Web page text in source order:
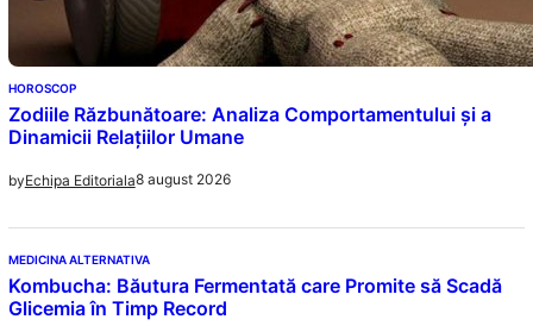
HOROSCOP
Zodiile Răzbunătoare: Analiza Comportamentului și a
Dinamicii Relațiilor Umane
byEchipa Editoriala8 august 2026
MEDICINA ALTERNATIVA
Kombucha: Băutura Fermentată care Promite să Scadă
Glicemia în Timp Record